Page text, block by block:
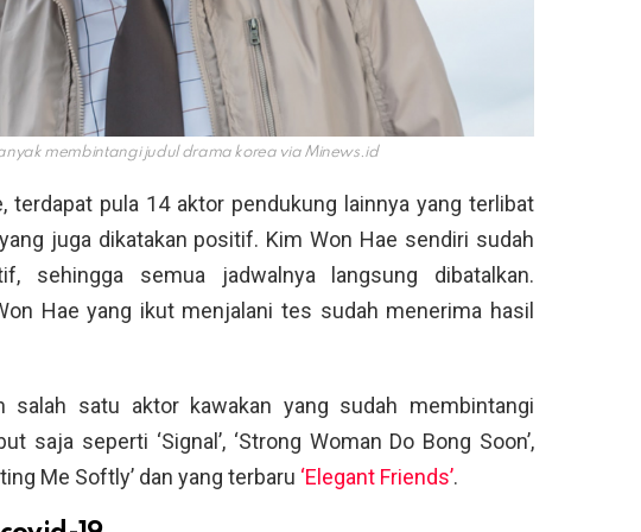
membintangi judul drama korea viaMinews.id
terdapat pula 14 aktor pendukung lainnya yang terlibat
juga dikatakan positif. Kim Won Hae sendiri sudah
sehingga semua jadwalnya langsung dibatalkan.
Hae yang ikut menjalani tes sudah menerima hasil
salah satu aktor kawakan yang sudah membintangi
saja seperti ‘Signal’, ‘Strong Woman Do Bong Soon’,
Me Softly’ dan yang terbaru ‘Elegant Friends’.